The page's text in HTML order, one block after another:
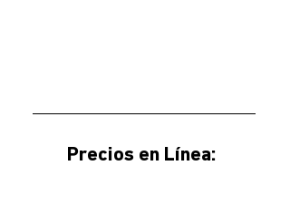
Precios en Línea: